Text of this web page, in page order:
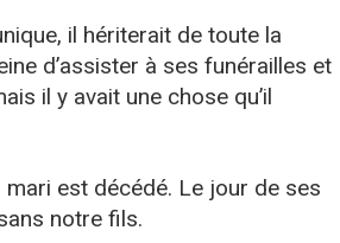
il hériterait de toute la
d’assister à ses funérailles et
il y avait une chose qu’il
est décédé. Le jour de ses
notre fils.